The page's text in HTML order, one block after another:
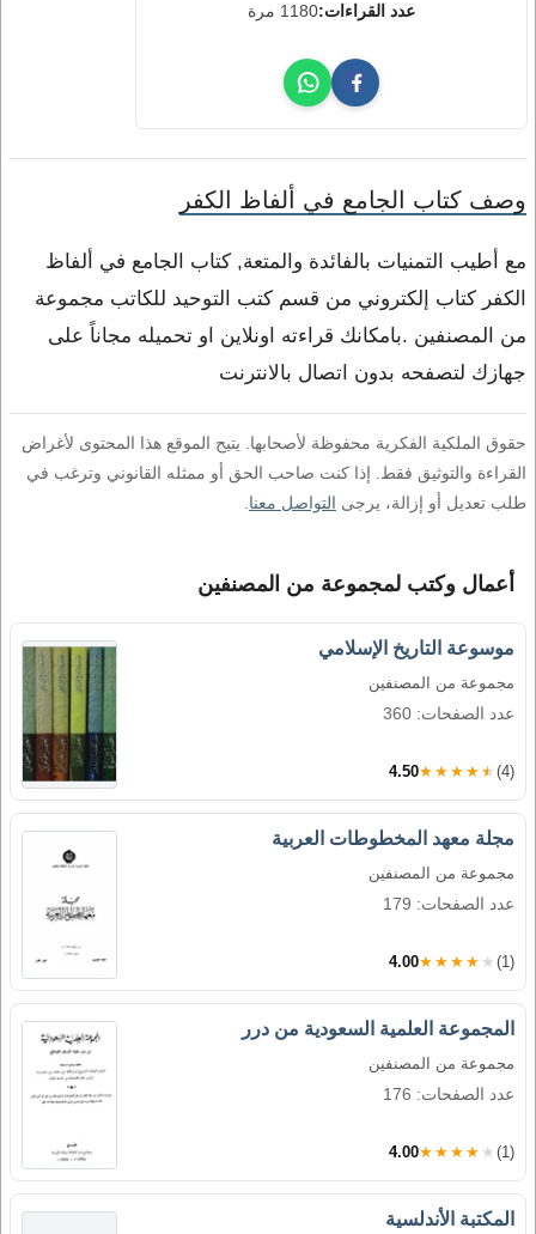
عدد القراءات:1180 مرة
وصف كتاب الجامع في ألفاظ الكفر
مع أطيب التمنيات بالفائدة والمتعة, كتاب الجامع في ألفاظ
الكفر كتاب إلكتروني من قسم كتب التوحيد للكاتب مجموعة
من المصنفين .بامكانك قراءته اونلاين او تحميله مجاناً على
جهازك لتصفحه بدون اتصال بالانترنت
حقوق الملكية الفكرية محفوظة لأصحابها. يتيح الموقع هذا المحتوى لأغراض
القراءة والتوثيق فقط. إذا كنت صاحب الحق أو ممثله القانوني وترغب في
طلب تعديل أو إزالة، يرجى التواصل معنا
أعمال وكتب لمجموعة من المصنفين
موسوعة التاريخ الإسلامي
مجموعة من المصنفين
عدد الصفحات: 360
4.50★★★★★ (4)
مجلة معهد المخطوطات العربية
مجموعة من المصنفين
عدد الصفحات: 179
4.00★★★★★ (1)
المجموعة العلمية السعودية من درر
مجموعة من المصنفين
عدد الصفحات: 176
4.00★★★★★ (1)
المكتبة الأندلسية